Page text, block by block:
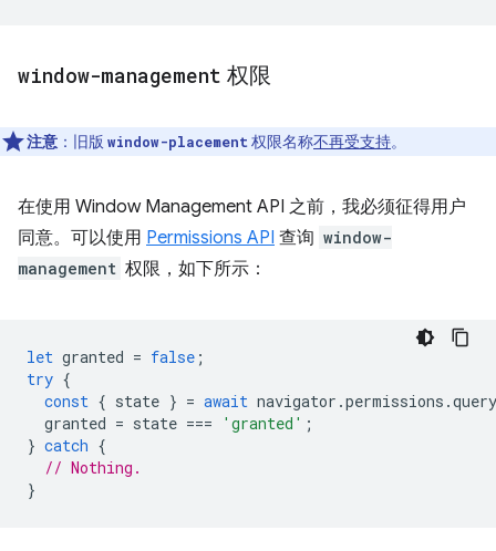
window-management 权限
注意 ：旧版 window-placement权限名称不再受支持。
在使用 Window Management API 之前，我必须征得用户
同意。可以使用 Permissions API 查询 window-
management 权限，如下所示：
let granted = false ;
try {
const { state } = await navigator .permissions .query
granted = state === 'granted' ;
} catch {
// Nothing.
}